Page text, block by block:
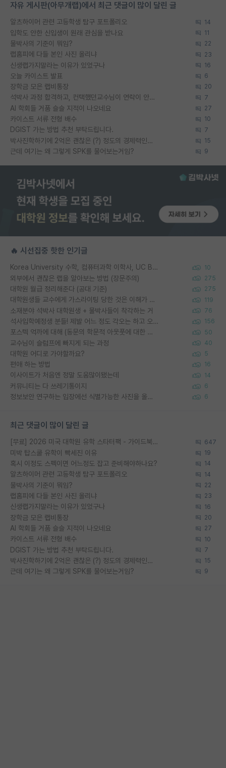
자유 게시판(아무개랩)에서 최근 댓글이 많이 달린 글
알츠하이머 관련 고등학생 탐구 포트폴리오 14
입학도 안한 신입생이 원래 관심을 받나요 11
물박사의 기준이 뭐임? 22
랩홈피에 다들 본인 사진 올리냐 23
신생랩가지말라는 이유가 있었구나 16
오늘 카이스트 발표 6
장학금 모은 랩비통장 20
석박사 과정 합격하고, 컨택했던교수님이 연락이 안됩니다... 7
AI 학회들 거품 슬슬 지적이 나오네요 27
카이스트 서류 전형 배수 10
DGIST 가는 방법 추천 부탁드립니다. 7
박사진학하기에 2억은 괜찮은 (?) 정도의 경제력인가요 15
근데 여기는 왜 그렇게 SPK를 물어보는거임? 9
🔥 시선집중 핫한 인기글
Korea University 수학, 컴퓨터과학 이학사, UC Berkeley 산업공학 대학원 공학박사가 되는 것은 쉽지 않겠죠? 10
외부에서 괜찮은 랩을 알아보는 방법 (장문주의) 275
대학원 월급 정리해준다 (공대 기준) 275
대학원생들 교수에게 가스라이팅 당한 것은 이해가 갑니다. 안타깝네요. 119
소재분야 석박사 대학원생 + 물박사들이 착각하는 거 76
석사입학예정생 분들! 제발 어느 정도 각오는 하고 오세요. 156
포스텍 억까에 대해 (동문의 학문적 아웃풋에 대한 반박) 50
교수님이 슬럼프에 빠지게 되는 과정 40
대학원 어디로 가야할까요? 5
편애 하는 방법 16
이사이트가 처음엔 정말 도움많이됐는데 14
커뮤니티는 다 쓰레기통이지 6
정보보안 연구하는 입장에선 식별가능한 사진을 올리는건 비추이긴함 6
최근 댓글이 많이 달린 글
[무료] 2026 미국 대학원 유학 스타터팩 - 가이드북 & 합격자 컨택메일 템플릿 647
미박 탑스쿨 유학이 빡세진 이유 19
혹시 이정도 스펙이면 어느정도 잡고 준비해야하나요? 14
알츠하이머 관련 고등학생 탐구 포트폴리오 14
물박사의 기준이 뭐임? 22
랩홈피에 다들 본인 사진 올리냐 23
신생랩가지말라는 이유가 있었구나 16
장학금 모은 랩비통장 20
AI 학회들 거품 슬슬 지적이 나오네요 27
카이스트 서류 전형 배수 10
DGIST 가는 방법 추천 부탁드립니다. 7
박사진학하기에 2억은 괜찮은 (?) 정도의 경제력인가요 15
근데 여기는 왜 그렇게 SPK를 물어보는거임? 9